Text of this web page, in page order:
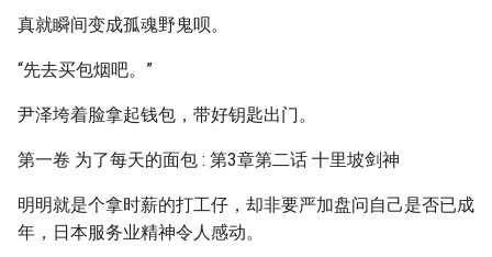
真就瞬间变成孤魂野鬼呗。
“先去买包烟吧。”
尹泽垮着脸拿起钱包，带好钥匙出门。
第一卷 为了每天的面包 : 第3章第二话 十里坡剑神
明明就是个拿时薪的打工仔，却非要严加盘问自己是否已成
年，日本服务业精神令人感动。